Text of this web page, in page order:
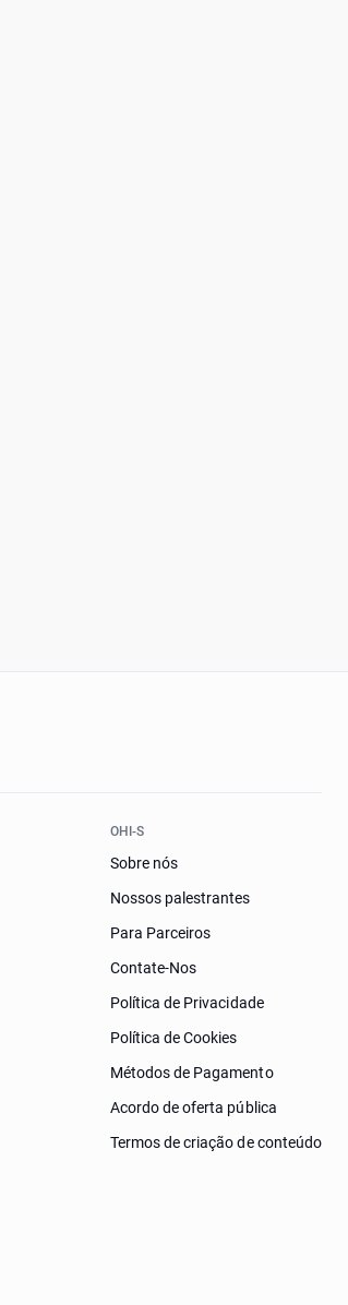
OHI-S
Sobre nós
Nossos palestrantes
Para Parceiros
Contate-Nos
Política de Privacidade
Política de Cookies
Métodos de Pagamento
Acordo de oferta pública
Termos de criação de conteúdo